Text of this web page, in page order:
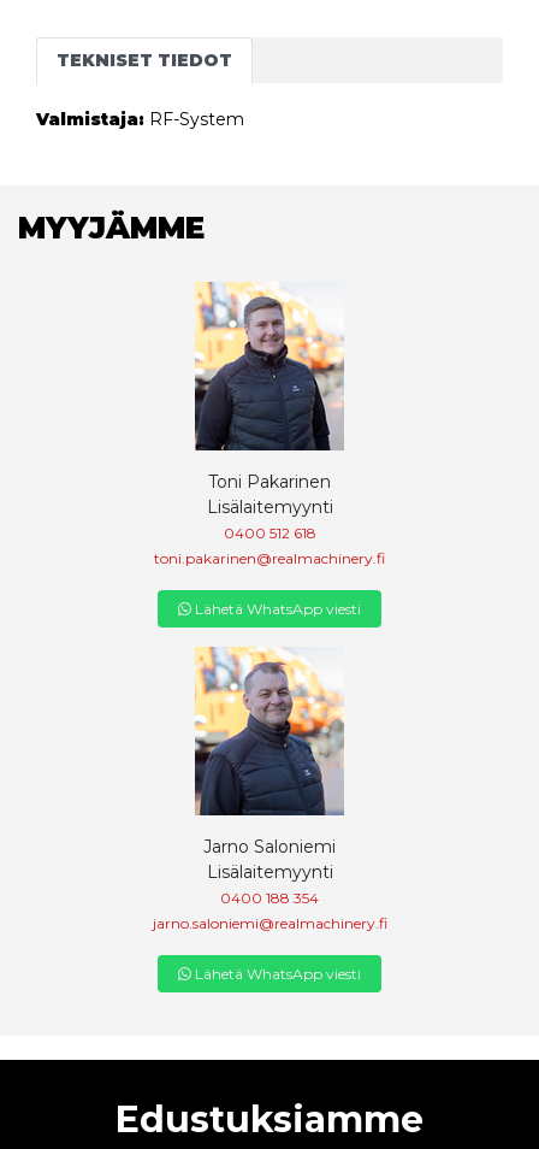
TEKNISET TIEDOT
Valmistaja: RF-System
MYYJÄMME
Toni Pakarinen
Lisälaitemyynti
0400 512 618
toni.pakarinen@realmachinery.fi
Lähetä WhatsApp viesti
Jarno Saloniemi
Lisälaitemyynti
0400 188 354
jarno.saloniemi@realmachinery.fi
Lähetä WhatsApp viesti
Edustuksiamme